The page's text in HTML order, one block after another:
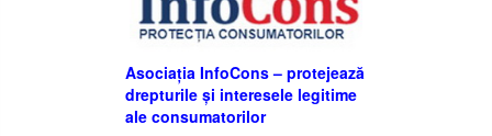
Asociația InfoCons – protejează
drepturile și interesele legitime
ale consumatorilor